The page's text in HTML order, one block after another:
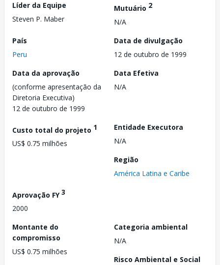
Líder da Equipe
Steven P. Maber
Mutuário 2
N/A
País
Peru
Data de divulgação
12 de outubro de 1999
Data da aprovação
(conforme apresentação da
Diretoria Executiva)
12 de outubro de 1999
Data Efetiva
N/A
Custo total do projeto 1
US$ 0.75 milhões
Entidade Executora
N/A
Região
América Latina e Caribe
Aprovação FY3
2000
Montante do
compromisso
US$ 0.75 milhões
Categoria ambiental
N/A
Risco Ambiental e Social